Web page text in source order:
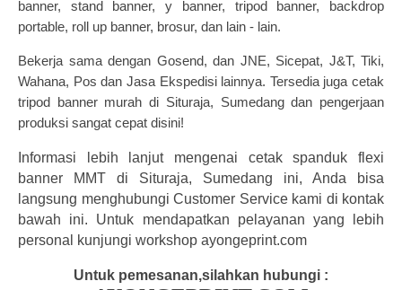
banner, stand banner, y banner, tripod banner, backdrop
portable, roll up banner, brosur, dan lain - lain.
Bekerja sama dengan Gosend, dan JNE, Sicepat, J&T, Tiki,
Wahana, Pos dan Jasa Ekspedisi lainnya. Tersedia juga cetak
tripod bannermurah di Situraja, Sumedang dan pengerjaan
produksi sangat cepat disini!
Informasi lebih lanjut mengenai cetak spanduk flexi
banner MMT di Situraja, Sumedang ini, Anda bisa
langsung menghubungi Customer Service kami di kontak
bawah ini. Untuk mendapatkan pelayanan yang lebih
personal kunjungi workshop ayongeprint.com
Untuk pemesanan,silahkan hubungi :